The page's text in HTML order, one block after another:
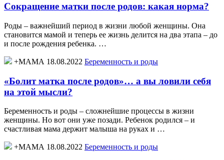
Сокращение матки после родов: какая норма?
Роды – важнейший период в жизни любой женщины. Она
становится мамой и теперь ее жизнь делится на два этапа – до
и после рождения ребенка. …
+МАМА 18.08.2022 Беременность и роды
«Болит матка после родов»… а вы ловили себя
на этой мысли?
Беременность и роды – сложнейшие процессы в жизни
женщины. Но вот они уже позади. Ребенок родился – и
счастливая мама держит малыша на руках и …
+МАМА 18.08.2022 Беременность и роды